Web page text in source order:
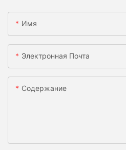
Имя
Электронная Почта
Содержание